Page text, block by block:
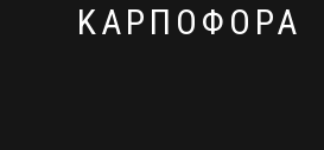
ΚΑΡΠΟΦΌΡΑ